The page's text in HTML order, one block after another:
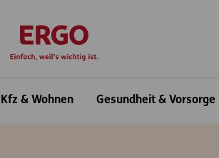
Kfz & Wohnen
Gesundheit & Vorsorge